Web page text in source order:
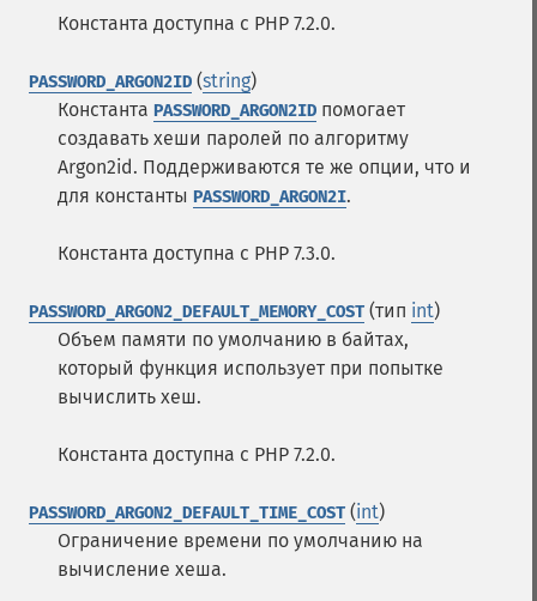
Константа доступна с PHP 7.2.0.
PASSWORD_ARGON2ID (string)
Константа PASSWORD_ARGON2ID помогает
создавать хеши паролей по алгоритму
Argon2id. Поддерживаются те же опции, что и
для константы PASSWORD_ARGON2I.
Константа доступна с PHP 7.3.0.
PASSWORD_ARGON2_DEFAULT_MEMORY_COST (тип int)
Объем памяти по умолчанию в байтах,
который функция использует при попытке
вычислить хеш.
Константа доступна с PHP 7.2.0.
PASSWORD_ARGON2_DEFAULT_TIME_COST (int)
Ограничение времени по умолчанию на
вычисление хеша.